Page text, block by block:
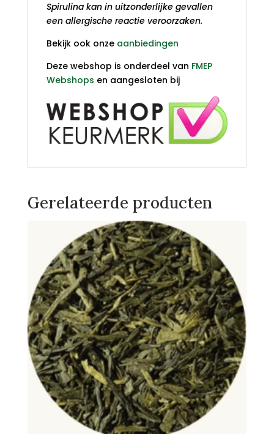
Spirulina kan in uitzonderlijke gevallen
een allergische reactie veroorzaken.
Bekijk ook onze aanbiedingen
Deze webshop is onderdeel van FMEP
Webshops en aangesloten bij
Gerelateerde producten